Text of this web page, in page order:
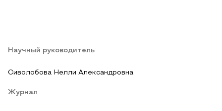
Научный руководитель
Сиволобова Нелли Александровна
Журнал